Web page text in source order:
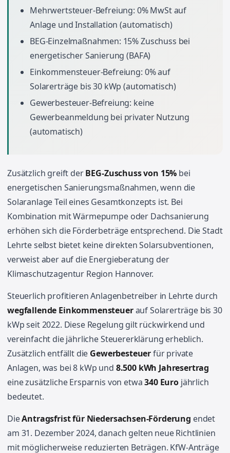
Mehrwertsteuer-Befreiung: 0% MwSt auf
Anlage und Installation (automatisch)
BEG-Einzelmaßnahmen: 15% Zuschuss bei
energetischer Sanierung (BAFA)
Einkommensteuer-Befreiung: 0% auf
Solarerträge bis 30 kWp (automatisch)
Gewerbesteuer-Befreiung: keine
Gewerbeanmeldung bei privater Nutzung
(automatisch)
Zusätzlich greift derBEG-Zuschuss von 15% bei
energetischen Sanierungsmaßnahmen, wenn die
Solaranlage Teil eines Gesamtkonzepts ist. Bei
Kombination mit Wärmepumpe oder Dachsanierung
erhöhen sich die Förderbeträge entsprechend. Die Stadt
Lehrte selbst bietet keine direkten Solarsubventionen,
verweist aber auf die Energieberatung der
Klimaschutzagentur Region Hannover.
Steuerlich profitieren Anlagenbetreiber in Lehrte durch
wegfallende Einkommensteuerauf Solarerträge bis 30
kWp seit 2022. Diese Regelung gilt rückwirkend und
vereinfacht die jährliche Steuererklärung erheblich.
Zusätzlich entfällt die Gewerbesteuerfür private
Anlagen, was bei 8 kWp und 8.500 kWh Jahresertrag
eine zusätzliche Ersparnis von etwa340 Eurojährlich
bedeutet.
DieAntragsfrist für Niedersachsen-Förderung endet
am 31. Dezember 2024, danach gelten neue Richtlinien
mit möglicherweise reduzierten Beträgen. KfW-Anträge